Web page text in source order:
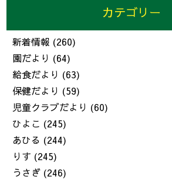
カテゴリー
新着情報 (260)
園だより (64)
給食だより (63)
保健だより (59)
児童クラブだより (60)
ひよこ (245)
あひる (244)
りす (245)
うさぎ (246)